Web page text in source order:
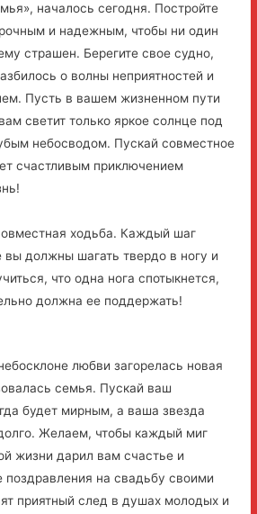
началось сегодня. Постройте
и надежным, чтобы ни один
страшен. Берегите свое судно,
о волны неприятностей и
Пусть в вашем жизненном пути
светит только яркое солнце под
небосводом. Пускай совместное
счастливым приключением
ходьба. Каждый шаг
должны шагать твердо в ногу и
что одна нога спотыкнется,
должна ее поддержать!
любви загорелась новая
семья. Пускай ваш
будет мирным, а ваша звезда
Желаем, чтобы каждый миг
жизни дарил вам счастье и
поздравления на свадьбу своими
приятный след в душах молодых и